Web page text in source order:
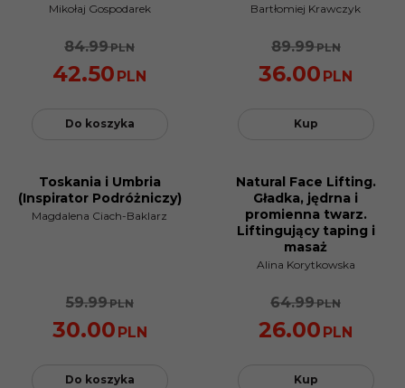
Mikołaj Gospodarek
84.99PLN
42.50 PLN
Do koszyka
Bartłomiej Krawczyk
89.99PLN
36.00 PLN
Kup
PROMOCJA
Toskania i Umbria
(Inspirator Podróżniczy)
Magdalena Ciach-Baklarz
59.99PLN
30.00 PLN
Do koszyka
PROMOCJA
Natural Face Lifting.
Gładka, jędrna i
promienna twarz.
Liftingujący taping i
masaż
Alina Korytkowska
64.99PLN
26.00 PLN
Kup